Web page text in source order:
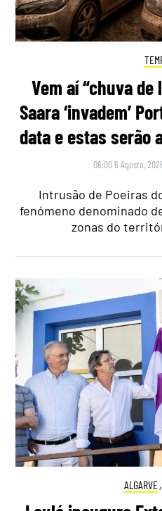
Vem aí “chuva de
Saara ‘invadem’
data e estas serão
06:00 6 Agosto,
Intrusão de Poeiras
fenómeno denominado
zonas do
ALGARVE,